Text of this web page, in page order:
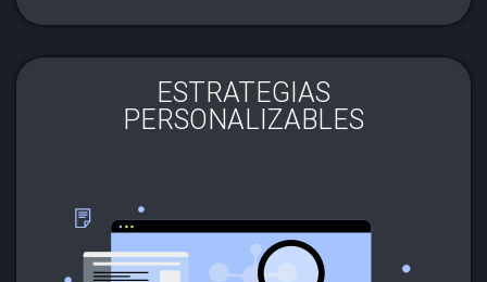
ESTRATEGIAS
PERSONALIZABLES